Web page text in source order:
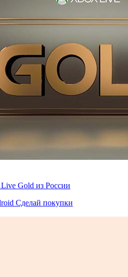
Gold из России
Сделай покупки